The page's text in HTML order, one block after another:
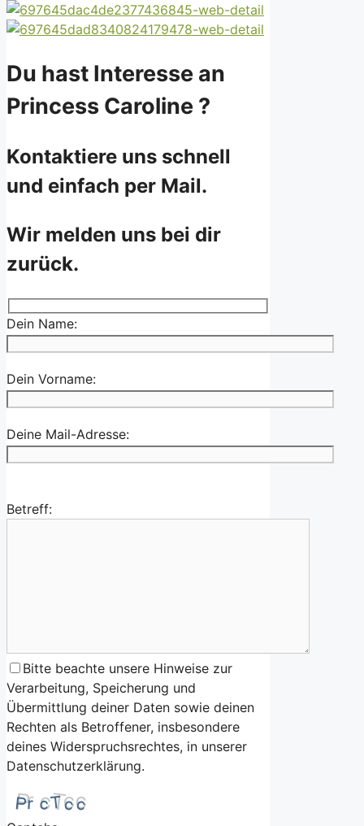
Du hast Interesse an
Princess Caroline ?
Kontaktiere uns schnell
und einfach per Mail.
Wir melden uns bei dir
zurück.
Dein Name:
Dein Vorname:
Deine Mail-Adresse:
Betreff:
Bitte beachte unsere Hinweise zur
Verarbeitung, Speicherung und
Übermittlung deiner Daten sowie deinen
Rechten als Betroffener, insbesondere
deines Widerspruchsrechtes, in unserer
Datenschutzerklärung.